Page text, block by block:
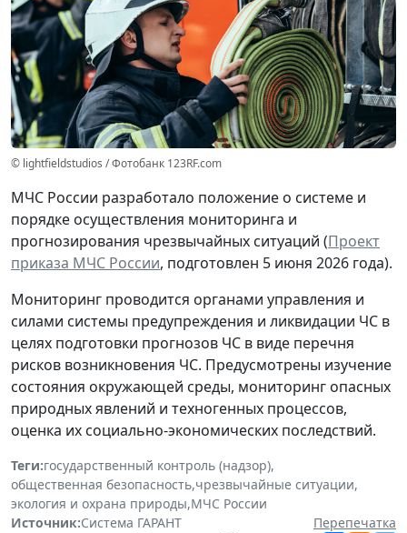
© lightfieldstudios / Фотобанк 123RF.com
МЧС России разработало положение о системе и
порядке осуществления мониторинга и
прогнозирования чрезвычайных ситуаций (Проект
приказа МЧС России, подготовлен 5 июня 2026 года).
Мониторинг проводится органами управления и
силами системы предупреждения и ликвидации ЧС в
целях подготовки прогнозов ЧС в виде перечня
рисков возникновения ЧС. Предусмотрены изучение
состояния окружающей среды, мониторинг опасных
природных явлений и техногенных процессов,
оценка их социально-экономических последствий.
Теги:государственный контроль (надзор),
общественная безопасность,чрезвычайные ситуации,
экология и охрана природы,МЧС России
Источник:Система ГАРАНТ
Перепечатка